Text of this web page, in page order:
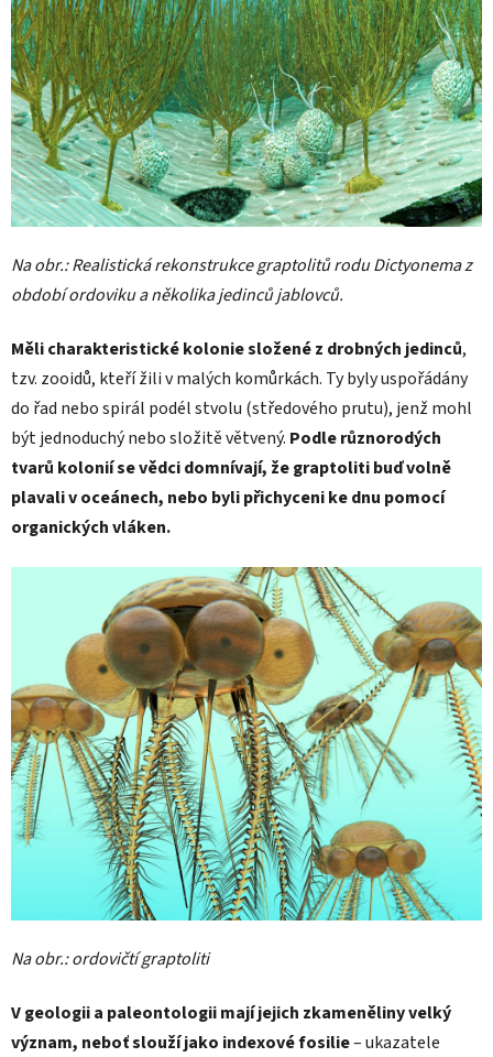
Na obr.: Realistická rekonstrukce graptolitů rodu Dictyonema z
období ordoviku a několika jedinců jablovců.
Měli charakteristické kolonie složené z drobných jedinců,
tzv. zooidů, kteří žili v malých komůrkách. Ty byly uspořádány
do řad nebo spirál podél stvolu (středového prutu), jenž mohl
být jednoduchý nebo složitě větvený. Podle různorodých
tvarů kolonií se vědci domnívají, že graptoliti buď volně
plavali v oceánech, nebo byli přichyceni ke dnu pomocí
organických vláken.
Na obr.: ordovičtí graptoliti
V geologii a paleontologii mají jejich zkameněliny velký
význam, neboť slouží jako indexové fosilie– ukazatele